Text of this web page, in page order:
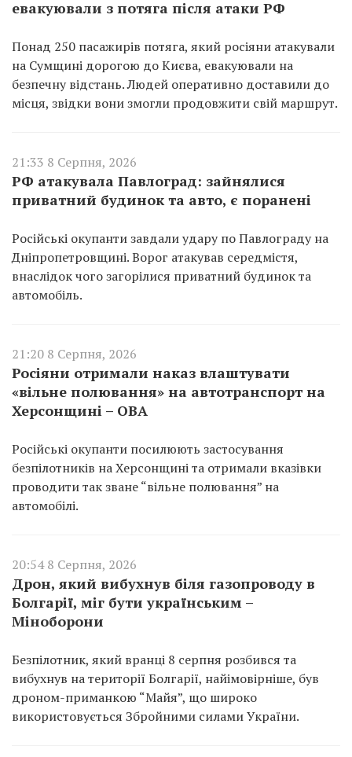
евакуювали з потяга після атаки РФ
Понад 250 пасажирів потяга, який росіяни атакували
на Сумщині дорогою до Києва, евакуювали на
безпечну відстань. Людей оперативно доставили до
місця, звідки вони змогли продовжити свій маршрут.
21:33 8 Серпня, 2026
РФ атакувала Павлоград: зайнялися
приватний будинок та авто, є поранені
Російські окупанти завдали удару по Павлограду на
Дніпропетровщині. Ворог атакував середмістя,
внаслідок чого загорілися приватний будинок та
автомобіль.
21:20 8 Серпня, 2026
Росіяни отримали наказ влаштувати
«вільне полювання» на автотранспорт на
Херсонщині – ОВА
Російські окупанти посилюють застосування
безпілотників на Херсонщині та отримали вказівки
проводити так зване “вільне полювання” на
автомобілі.
20:54 8 Серпня, 2026
Дрон, який вибухнув біля газопроводу в
Болгарії, міг бути українським –
Міноборони
Безпілотник, який вранці 8 серпня розбився та
вибухнув на території Болгарії, найімовірніше, був
дроном-приманкою “Майя”, що широко
використовується Збройними силами України.